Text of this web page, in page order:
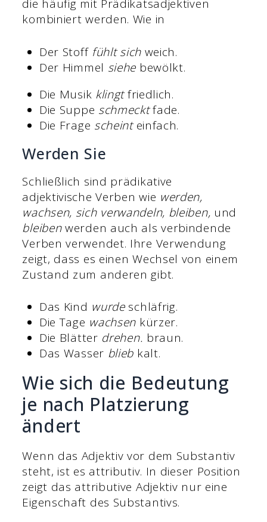
die häufig mit Prädikatsadjektiven
kombiniert werden. Wie in
Der Stoff fühlt sichweich.
Der Himmel siehe bewölkt.
Die Musik klingtfriedlich.
Die Suppe schmecktfade.
Die Frage scheinteinfach.
Werden Sie
Schließlich sind prädikative
adjektivische Verben wie werden,
wachsen, sich verwandeln, bleiben, und
bleibenwerden auch als verbindende
Verben verwendet. Ihre Verwendung
zeigt, dass es einen Wechsel von einem
Zustand zum anderen gibt.
Das Kind wurdeschläfrig.
Die Tage wachsen kürzer.
Die Blätter drehen. braun.
Das Wasser blieb kalt.
Wie sich die Bedeutung
je nach Platzierung
ändert
Wenn das Adjektiv vor dem Substantiv
steht, ist es attributiv. In dieser Position
zeigt das attributive Adjektiv nur eine
Eigenschaft des Substantivs.